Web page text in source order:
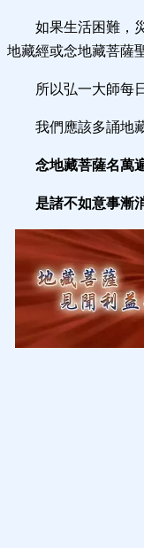
如果生活困難，
地藏經或念地藏菩薩
所以弘一大師每
我們應該多誦地
念地藏菩薩名萬
是諸不如意事漸